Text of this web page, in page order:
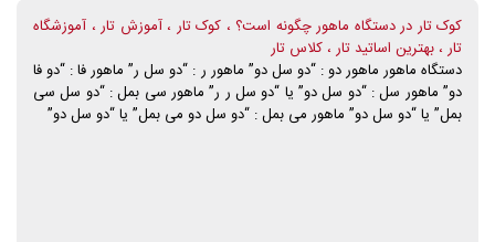
کوک تار در دستگاه ماهور چگونه است؟ ، کوک تار ، آموزش تار ، آموزشگاه
تار ، بهترین اساتید تار ، کلاس تار
دستگاه ماهور ماهور دو : “دو سل دو” ماهور ر : “دو سل ر” ماهور فا : “دو فا
دو” ماهور سل : “دو سل دو” یا “دو سل ر ر” ماهور سی بمل : “دو سل سی
بمل” یا “دو سل دو” ماهور می بمل : “دو سل دو می بمل” یا “دو سل دو”